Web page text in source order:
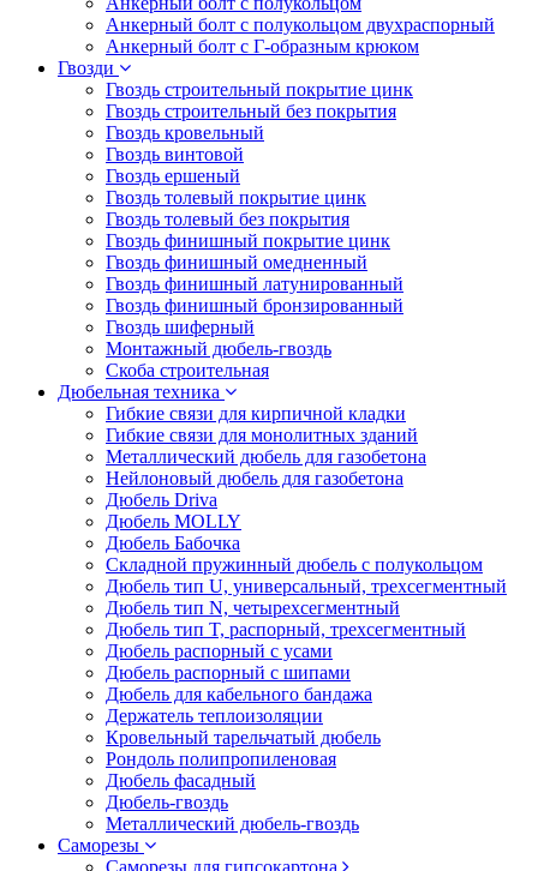
Анкерный болт с полукольцом двухраспорный
Анкерный болт с Г-образным крюком
Гвозди
Гвоздь строительный покрытие цинк
Гвоздь строительный без покрытия
Гвоздь кровельный
Гвоздь винтовой
Гвоздь ершеный
Гвоздь толевый покрытие цинк
Гвоздь толевый без покрытия
Гвоздь финишный покрытие цинк
Гвоздь финишный омедненный
Гвоздь финишный латунированный
Гвоздь финишный бронзированный
Гвоздь шиферный
Монтажный дюбель-гвоздь
Скоба строительная
Дюбельная техника
Гибкие связи для кирпичной кладки
Гибкие связи для монолитных зданий
Металлический дюбель для газобетона
Нейлоновый дюбель для газобетона
Дюбель Driva
Дюбель MOLLY
Дюбель Бабочка
Складной пружинный дюбель с полукольцом
Дюбель тип U, универсальный, трехсегментный
Дюбель тип N, четырехсегментный
Дюбель тип T, распорный, трехсегментный
Дюбель распорный с усами
Дюбель распорный с шипами
Дюбель для кабельного бандажа
Держатель теплоизоляции
Кровельный тарельчатый дюбель
Рондоль полипропиленовая
Дюбель фасадный
Дюбель-гвоздь
Металлический дюбель-гвоздь
Саморезы
Саморезы для гипсокартона